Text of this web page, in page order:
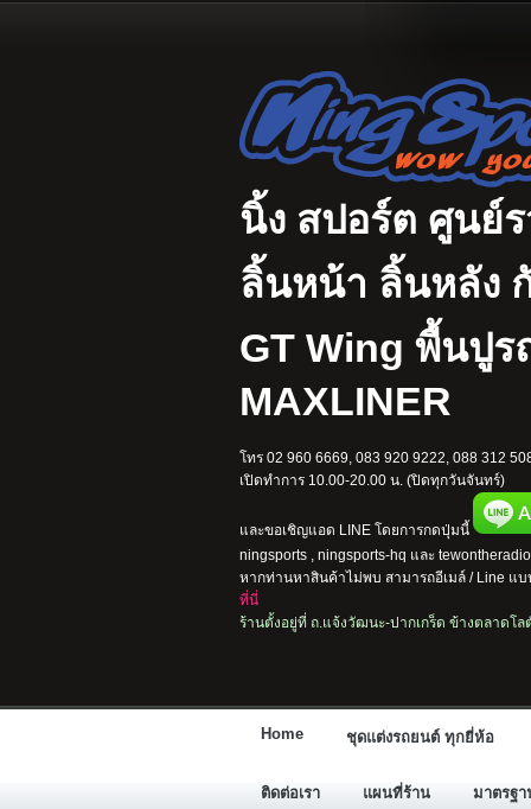
นิ้ง สปอร์ต ศูนย์
ลิ้นหน้า ลิ้นหลัง
GT Wing พื้นปูร
MAXLINER
โทร 02 960 6669, 083 920 9222, 088 312
เปิดทำการ 10.00-20.00 น. (ปิดทุกวันจันทร์)
และขอเชิญแอด LINE โดยการกดปุ่มนี้
ningsports , ningsports-hq และ
หากท่านหาสินค้าไม่พบ สามารถอีเมล์ / Line แ
ที่นี่
ร้านตั้งอยู่ที่ ถ.แจ้งวัฒนะ-ปากเกร็ด ข้างตลาดโล
Home ชุดแต่งรถยนต์ ทุกยี่ห้อ
ติดต่อเรา แผนที่ร้าน มาตรฐา